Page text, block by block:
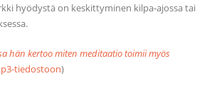
hyödystä on keskittyminen kilpa-ajossa tai
hän kertoo miten meditaatio toimii myös
tiedostoon)